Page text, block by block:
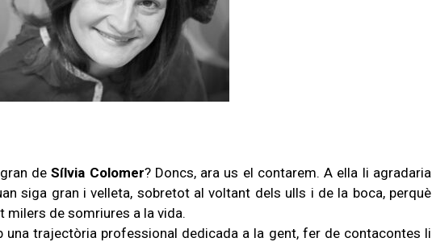
deSílvia Colomer? Doncs, ara us el contarem. A ella li agradaria
siga gran i velleta, sobretot al voltant dels ulls i de la boca, perquè
milers de somriures a la vida.
trajectòria professional dedicada a la gent, fer de contacontes li